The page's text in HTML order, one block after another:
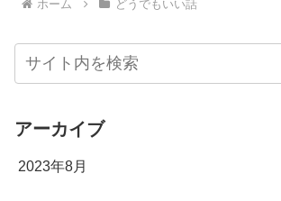
ホーム どうでもいい話
アーカイブ
2023年8月